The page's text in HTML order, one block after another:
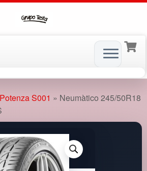
Potenza S001 » Neumàtico 245/50R18